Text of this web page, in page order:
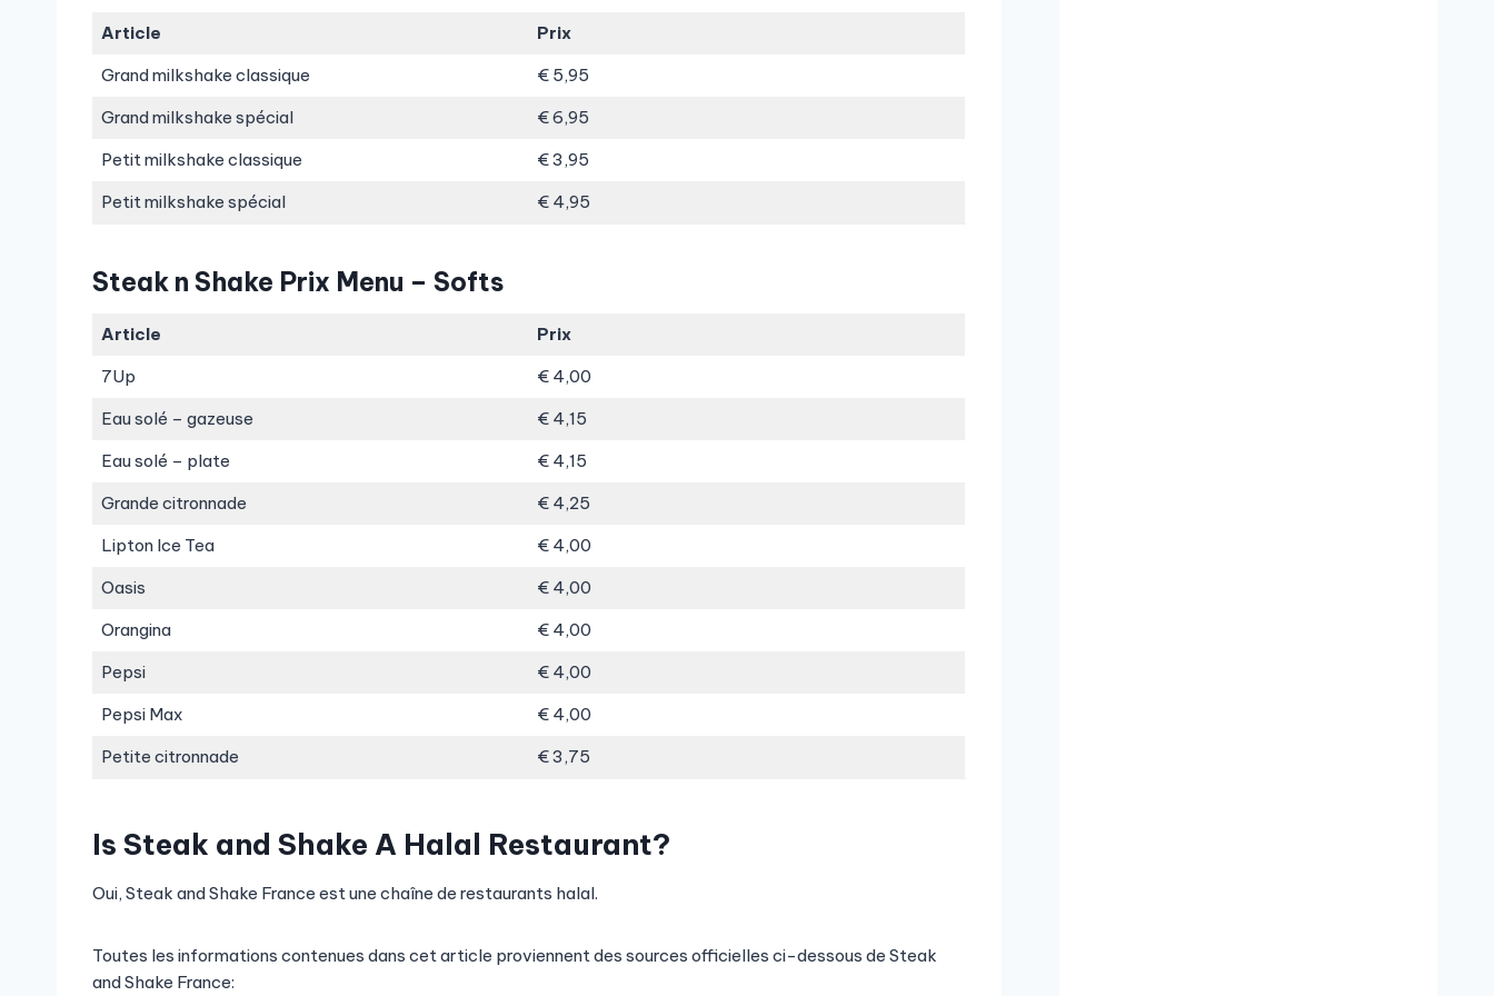
Article
Prix
Grand milkshake classique
€ 5,95
Grand milkshake spécial
€ 6,95
Petit milkshake classique
€ 3,95
Petit milkshake spécial
€ 4,95
Steak n Shake Prix Menu – Softs
Article
Prix
7Up
€ 4,00
Eau solé – gazeuse
€ 4,15
Eau solé – plate
€ 4,15
Grande citronnade
€ 4,25
Lipton Ice Tea
€ 4,00
Oasis
€ 4,00
Orangina
€ 4,00
Pepsi
€ 4,00
Pepsi Max
€ 4,00
Petite citronnade
€ 3,75
Is Steak and Shake A Halal Restaurant?
Oui, Steak and Shake France est une chaîne de restaurants halal.
Toutes les informations contenues dans cet article proviennent des sources officielles ci-dessous de Steak
and Shake France: